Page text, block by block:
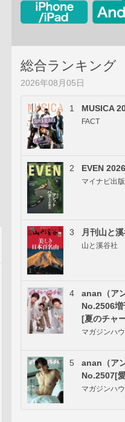
総合ランキング
2026年08月05日
1 MUSICA
FACT
2 EVEN
マイナビ出版
3 月刊山と
山と溪谷社
4
anan（ア
No.2506
[夏のチャ
マガジンハ
5
anan（ア
No.2507[
マガジンハ